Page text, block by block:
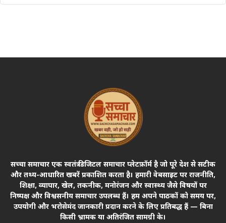
सच्चा समाचार एक स्वतंत्र डिजिटल समाचार प्लेटफ़ॉर्म है जो पूरे देश से सटीक
और तथ्य-आधारित खबरें प्रकाशित करता है। हमारी वेबसाइट पर राजनीति,
शिक्षा, व्यापार, खेल, तकनीक, मनोरंजन और स्वास्थ्य जैसे विषयों पर
निष्पक्ष और विश्वसनीय समाचार उपलब्ध हैं। हम अपने पाठकों को समय पर,
उपयोगी और भरोसेमंद जानकारी प्रदान करने के लिए प्रतिबद्ध हैं — बिना
किसी भ्रामक या अतिरंजित सामग्री के।